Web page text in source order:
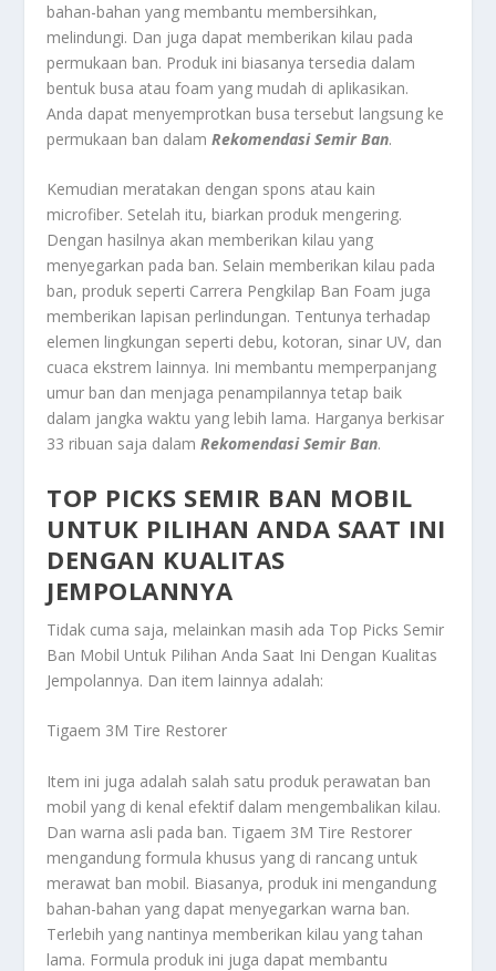
bahan-bahan yang membantu membersihkan,
melindungi. Dan juga dapat memberikan kilau pada
permukaan ban. Produk ini biasanya tersedia dalam
bentuk busa atau foam yang mudah di aplikasikan.
Anda dapat menyemprotkan busa tersebut langsung ke
permukaan ban dalamRekomendasi Semir Ban.
Kemudian meratakan dengan spons atau kain
microfiber. Setelah itu, biarkan produk mengering.
Dengan hasilnya akan memberikan kilau yang
menyegarkan pada ban. Selain memberikan kilau pada
ban, produk seperti Carrera Pengkilap Ban Foam juga
memberikan lapisan perlindungan. Tentunya terhadap
elemen lingkungan seperti debu, kotoran, sinar UV, dan
cuaca ekstrem lainnya. Ini membantu memperpanjang
umur ban dan menjaga penampilannya tetap baik
dalam jangka waktu yang lebih lama. Harganya berkisar
33 ribuan saja dalamRekomendasi Semir Ban.
TOP PICKS SEMIR BAN MOBIL
UNTUK PILIHAN ANDA SAAT INI
DENGAN KUALITAS
JEMPOLANNYA
Tidak cuma saja, melainkan masih ada Top Picks Semir
Ban Mobil Untuk Pilihan Anda Saat Ini Dengan Kualitas
Jempolannya. Dan item lainnya adalah:
Tigaem 3M Tire Restorer
Item ini juga adalah salah satu produk perawatan ban
mobil yang di kenal efektif dalam mengembalikan kilau.
Dan warna asli pada ban. Tigaem 3M Tire Restorer
mengandung formula khusus yang di rancang untuk
merawat ban mobil. Biasanya, produk ini mengandung
bahan-bahan yang dapat menyegarkan warna ban.
Terlebih yang nantinya memberikan kilau yang tahan
lama. Formula produk ini juga dapat membantu